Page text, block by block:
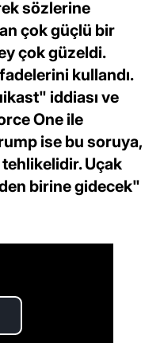
sözlerine
çok güçlü bir
çok güzeldi.
kullandı.
iddiası ve
One ile
ise bu soruya,
tehlikelidir. Uçak
birine gidecek"